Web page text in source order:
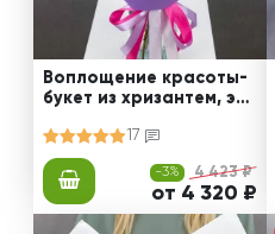
Воплощение красоты-
букет из хризантем, эус
17
-3% 4 423 ₽
от 4 320 ₽